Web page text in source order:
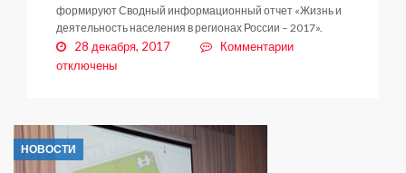
формируют Сводный информационный отчет «Жизнь и
деятельность населения в регионах России – 2017».
28 декабря, 2017 Комментариик
отключены
НОВОСТИ